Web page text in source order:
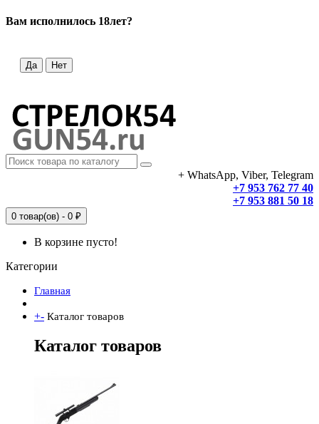
Вам исполнилось 18лет?
Да Нет
+ WhatsApp, Viber, Telegram
+7 953 762 77 40
+7 953 881 50 18
0 товар(ов) - 0 ₽
В корзине пусто!
Категории
Главная
+- Каталог товаров
Каталог товаров